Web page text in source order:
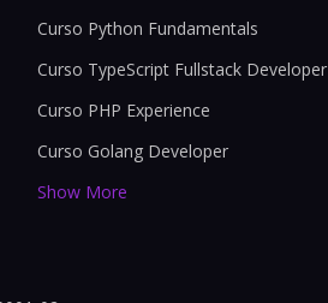
Curso Python Fundamentals
Curso TypeScript Fullstack Developer
Curso PHP Experience
Curso Golang Developer
Show More